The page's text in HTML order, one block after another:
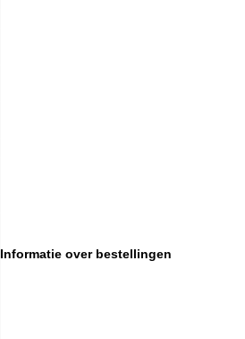
Informatie over bestellingen